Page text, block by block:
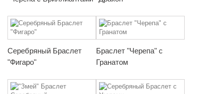
Серебряный Браслет
"Фигаро"
Браслет "Черепа" с
Гранатом